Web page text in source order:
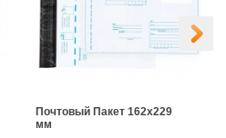
Почтовый Пакет 162х229
мм